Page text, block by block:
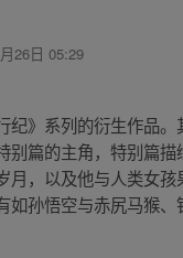
26日 05:29
纪》系列的衍生作品
别篇的主角，特别篇描
月，以及他与人类女孩
如孙悟空与赤尻马猴、